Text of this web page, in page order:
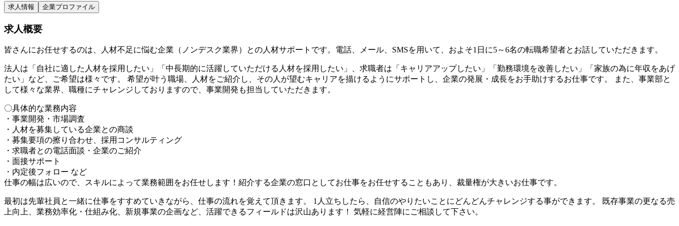
求人情報 企業プロファイル
求人概要
皆さんにお任せするのは、人材不足に悩む企業（ノンデスク業界）との人材サポートです。電話、メール、SMSを用いて、およそ1日に5～6名の転職希望者とお話していただきます。
法人は「自社に適した人材を採用したい」「中長期的に活躍していただける人材を採用したい」、求職者は「キャリアアップしたい」「勤務環境を改善したい」「家族の為に年収をあげ
たい」など、ご希望は様々です。 希望が叶う職場、人材をご紹介し、その人が望むキャリアを描けるようにサポートし、企業の発展・成長をお手助けするお仕事です。 また、事業部と
して様々な業界、職種にチャレンジしておりますので、事業開発も担当していただきます。
〇具体的な業務内容
・事業開発・市場調査
・人材を募集している企業との商談
・募集要項の擦り合わせ、採用コンサルティング
・求職者との電話面談・企業のご紹介
・面接サポート
・内定後フォロー など
仕事の幅は広いので、スキルによって業務範囲をお任せします！紹介する企業の窓口としてお仕事をお任せすることもあり、裁量権が大きいお仕事です。
最初は先輩社員と一緒に仕事をすすめていきながら、仕事の流れを覚えて頂きます。 1人立ちしたら、自信のやりたいことにどんどんチャレンジする事ができます。 既存事業の更なる売
上向上、業務効率化・仕組み化、新規事業の企画など、活躍できるフィールドは沢山あります！ 気軽に経営陣にご相談して下さい。